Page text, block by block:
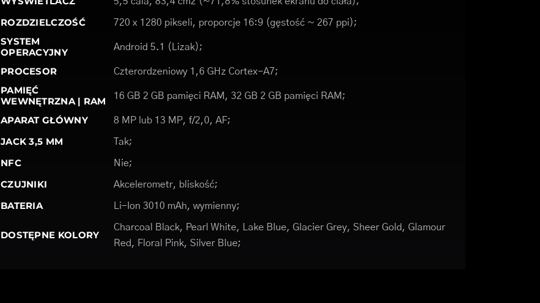
ROZDZIELCZOŚĆ 720 x 1280 pikseli, proporcje 16:9 (gęstość ~ 267 ppi);
SYSTEM
OPERACYJNY
Android 5.1 (Lizak);
PROCESOR Czterordzeniowy 1,6 GHz Cortex-A7;
PAMIĘĆ
WEWNĘTRZNA | RAM
16 GB 2 GB pamięci RAM, 32 GB 2 GB pamięci RAM;
APARAT GŁÓWNY 8 MP lub 13 MP, f/2,0, AF;
JACK 3,5 MM Tak;
NFC Nie;
CZUJNIKI Akcelerometr, bliskość;
BATERIA Li-Ion 3010 mAh, wymienny;
DOSTĘPNE KOLORY
Charcoal Black, Pearl White, Lake Blue, Glacier Grey, Sheer Gold, Glamour
Red, Floral Pink, Silver Blue;